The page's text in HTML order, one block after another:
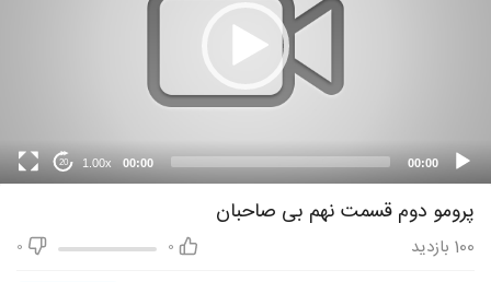
00:00
00:00
1.00x
20
پرومو دوم قسمت نهم بی صاحبان
0
0 100 بازدید